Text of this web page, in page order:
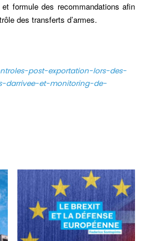
formule des recommandations afin
des transferts d’armes.
post-exportation-lors-des-
darrivee-et-monitoring-de-